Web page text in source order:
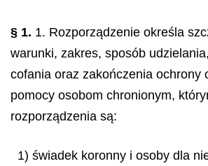
§ 1. 1. Rozporządzenie określa
warunki, zakres, sposób
cofania oraz zakończenia ochrony
pomocy osobom chronionym,
rozporządzenia są:
1) świadek koronny i osoby dla